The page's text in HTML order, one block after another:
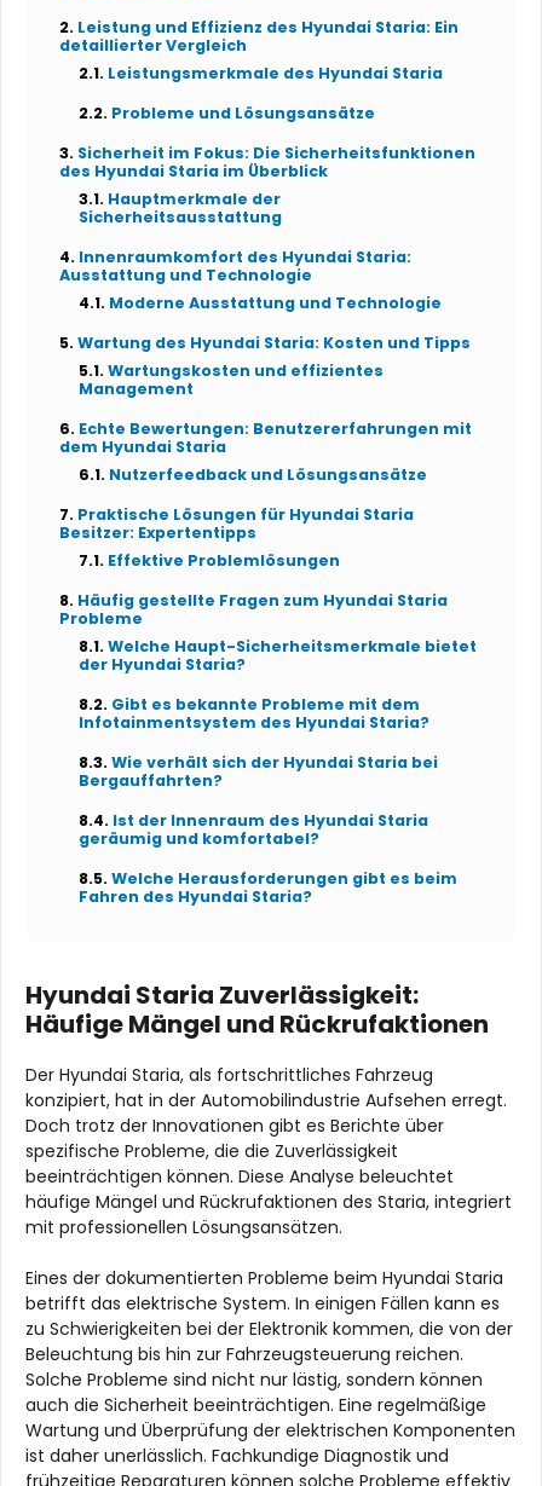
Leistung und Effizienz des Hyundai Staria: Ein
detaillierter Vergleich
Leistungsmerkmale des Hyundai Staria
Probleme und Lösungsansätze
Sicherheit im Fokus: Die Sicherheitsfunktionen
des Hyundai Staria im Überblick
Hauptmerkmale der
Sicherheitsausstattung
Innenraumkomfort des Hyundai Staria:
Ausstattung und Technologie
Moderne Ausstattung und Technologie
Wartung des Hyundai Staria: Kosten und Tipps
Wartungskosten und effizientes
Management
Echte Bewertungen: Benutzererfahrungen mit
dem Hyundai Staria
Nutzerfeedback und Lösungsansätze
Praktische Lösungen für Hyundai Staria
Besitzer: Expertentipps
Effektive Problemlösungen
Häufig gestellte Fragen zum Hyundai Staria
Probleme
Welche Haupt-Sicherheitsmerkmale bietet
der Hyundai Staria?
Gibt es bekannte Probleme mit dem
Infotainmentsystem des Hyundai Staria?
Wie verhält sich der Hyundai Staria bei
Bergauffahrten?
Ist der Innenraum des Hyundai Staria
geräumig und komfortabel?
Welche Herausforderungen gibt es beim
Fahren des Hyundai Staria?
Hyundai Staria Zuverlässigkeit:
Häufige Mängel und Rückrufaktionen
Der Hyundai Staria, als fortschrittliches Fahrzeug
konzipiert, hat in der Automobilindustrie Aufsehen erregt.
Doch trotz der Innovationen gibt es Berichte über
spezifische Probleme, die die Zuverlässigkeit
beeinträchtigen können. Diese Analyse beleuchtet
häufige Mängel und Rückrufaktionen des Staria, integriert
mit professionellen Lösungsansätzen.
Eines der dokumentierten Probleme beim Hyundai Staria
betrifft das elektrische System. In einigen Fällen kann es
zu Schwierigkeiten bei der Elektronik kommen, die von der
Beleuchtung bis hin zur Fahrzeugsteuerung reichen.
Solche Probleme sind nicht nur lästig, sondern können
auch die Sicherheit beeinträchtigen. Eine regelmäßige
Wartung und Überprüfung der elektrischen Komponenten
ist daher unerlässlich. Fachkundige Diagnostik und